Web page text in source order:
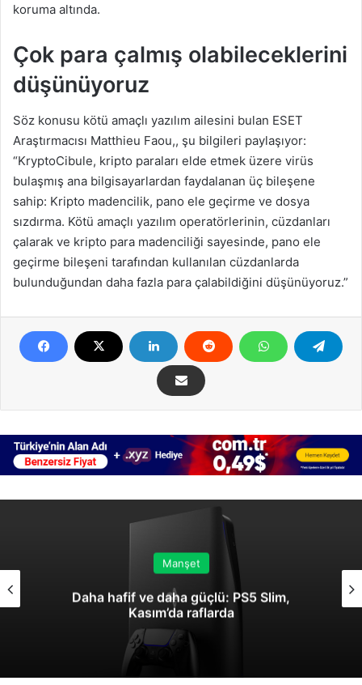
koruma altında.
Çok para çalmış olabileceklerini
düşünüyoruz
Söz konusu kötü amaçlı yazılım ailesini bulan ESET
Araştırmacısı Matthieu Faou,, şu bilgileri paylaşıyor:
“KryptoCibule, kripto paraları elde etmek üzere virüs
bulaşmış ana bilgisayarlardan faydalanan üç bileşene
sahip: Kripto madencilik, pano ele geçirme ve dosya
sızdırma. Kötü amaçlı yazılım operatörlerinin, cüzdanları
çalarak ve kripto para madenciliği sayesinde, pano ele
geçirme bileşeni tarafından kullanılan cüzdanlarda
bulunduğundan daha fazla para çalabildiğini düşünüyoruz.”
Manşet
Daha hafif ve daha güçlü: PS5 Slim,
Kasım’da raflarda